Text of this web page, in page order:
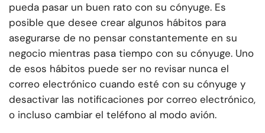
pueda pasar un buen rato con su cónyuge. Es
posible que desee crear algunos hábitos para
asegurarse de no pensar constantemente en su
negocio mientras pasa tiempo con su cónyuge. Uno
de esos hábitos puede ser no revisar nunca el
correo electrónico cuando esté con su cónyuge y
desactivar las notificaciones por correo electrónico,
o incluso cambiar el teléfono al modo avión.